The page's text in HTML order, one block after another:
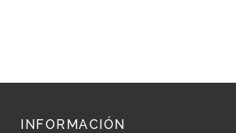
INFORMACIÓN